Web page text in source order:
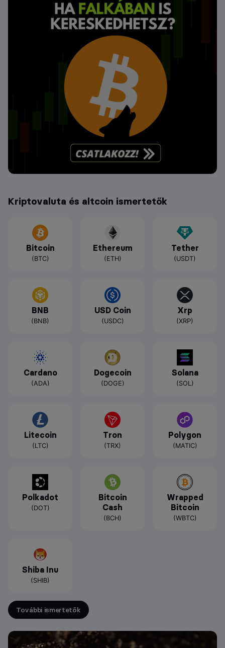
Kriptovaluta és altcoin ismertetők
Bitcoin
(BTC)
Ethereum
(ETH)
Tether
(USDT)
BNB
(BNB)
USD Coin
(USDC)
Xrp
(XRP)
Cardano
(ADA)
Dogecoin
(DOGE)
Solana
(SOL)
Litecoin
(LTC)
Tron
(TRX)
Polygon
(MATIC)
Polkadot
(DOT)
Bitcoin
Cash
(BCH)
Wrapped
Bitcoin
(WBTC)
Shiba Inu
(SHIB)
További ismertetők